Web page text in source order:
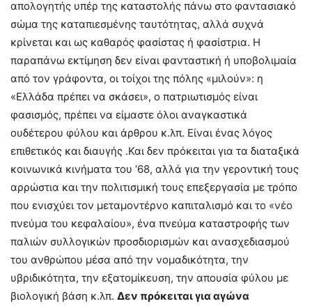
απολογητής υπέρ της καταστολής πάνω στο φαντασιακό
σώμα της καταπιεσμένης ταυτότητας, αλλά συχνά
κρίνεται και ως καθαρός φασίστας ή φασίστρια. Η
παραπάνω εκτίμηση δεν είναι φανταστική ή υποβολιμαία
από τον γράφοντα, οι τοίχοι της πόλης «μιλούν»: η
«Ελλάδα πρέπει να σκάσει», ο πατριωτισμός είναι
φασισμός, πρέπει να είμαστε όλοι αναγκαστικά
ουδέτερου φύλου και άρθρου κ.λπ. Είναι ένας λόγος
επιθετικός και διαυγής .Και δεν πρόκειται για τα διαταξικά
κοινωνικά κινήματα του ‘68, αλλά για την γεροντική τους
αρρώστια και την πολιτισμική τους επεξεργασία με τρόπο
που ενισχύει τον μεταμοντέρνο καπιταλισμό και το «νέο
πνεύμα του κεφαλαίου», ένα πνεύμα καταστροφής των
παλιών συλλογικών προσδιορισμών και ανασχεδιασμού
του ανθρώπου μέσα από την νομαδικότητα, την
υβριδικότητα, την εξατομίκευση, την απουσία φύλου με
βιολογική βάση κ.λπ. Δεν πρόκειται για αγώνα